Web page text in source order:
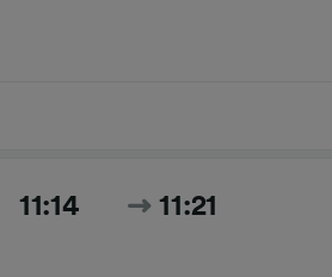
11:14 11:21